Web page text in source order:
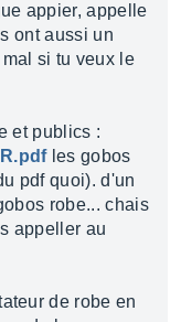
appier, appelle
ont aussi un
si tu veux le
et publics :
les gobos
pdf quoi). d'un
robe... chais
appeller au
de robe en